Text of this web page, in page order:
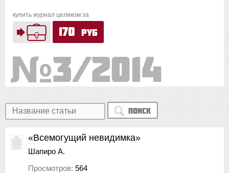
купить журнал целиком за
170 руб
3/2014
Поиск
«Всемогущий невидимка»
Шапиро А.
Просмотров: 564